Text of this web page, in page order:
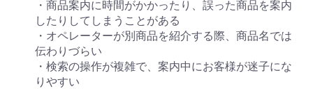
・商品案内に時間がかかったり、誤った商品を案内
したりしてしまうことがある
・オペレーターが別商品を紹介する際、商品名では
伝わりづらい
・検索の操作が複雑で、案内中にお客様が迷子にな
りやすい